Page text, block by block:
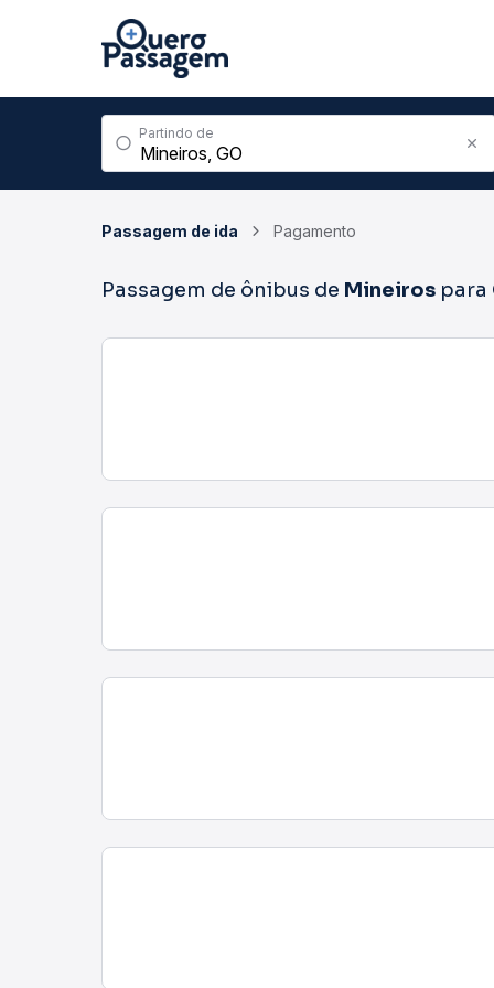
Partindo de
Passagem de ida Pagamento
Passagem de ônibus de Mineiros para